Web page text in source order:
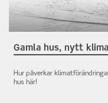
Gamla hus, nytt
Hur påverkar
hus här!